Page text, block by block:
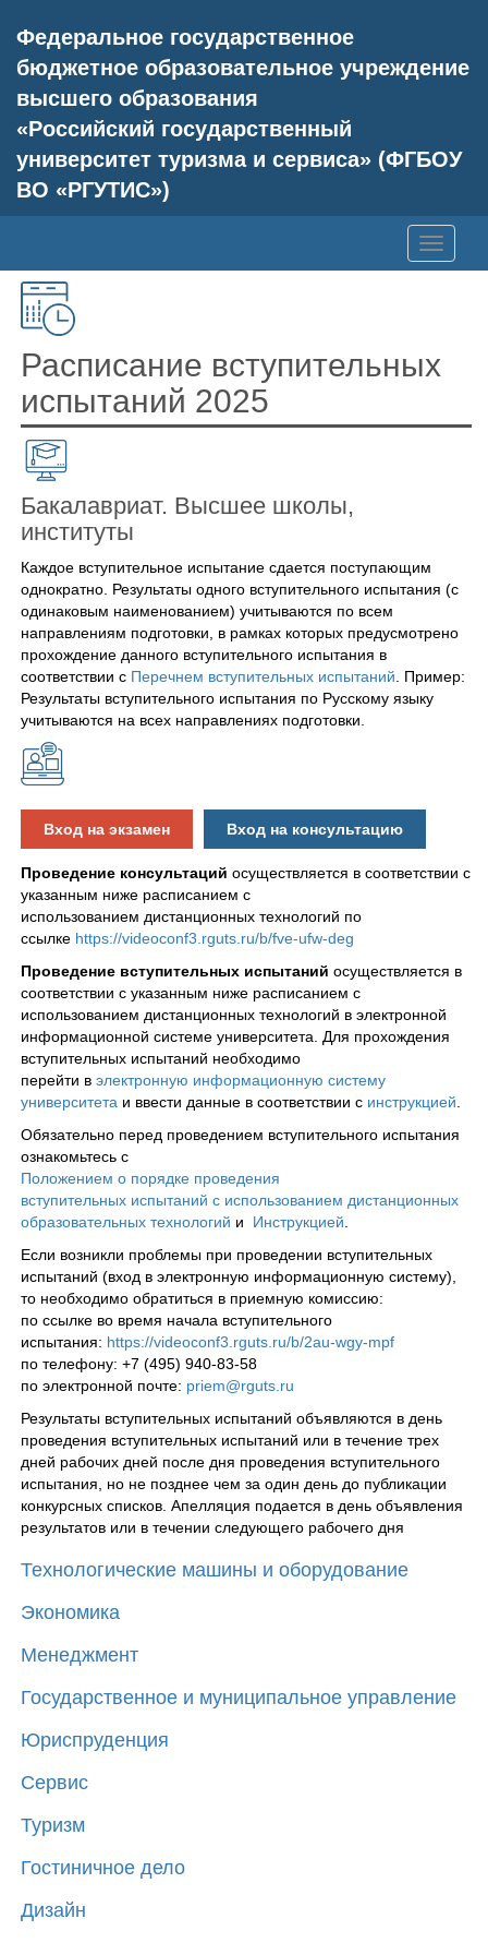
Федеральное государственное
бюджетное образовательное учреждение
высшего образования
«Российский государственный
университет туризма и сервиса» (ФГБОУ
ВО «РГУТИС»)
Toggle
Расписание вступительных
испытаний 2025
Бакалавриат. Высшее школы,
институты
Каждое вступительное испытание сдается поступающим
однократно. Результаты одного вступительного испытания (с
одинаковым наименованием) учитываются по всем
направлениям подготовки, в рамках которых предусмотрено
прохождение данного вступительного испытания в
соответствии с Перечнем вступительных испытаний . Пример:
Результаты вступительного испытания по Русскому языку
учитываются на всех направлениях подготовки.
Вход на экзамен Вход на консультацию
Проведение консультаций осуществляется в соответствии с
указанным ниже расписанием с
использованием дистанционных технологий по
ссылке https://videoconf3.rguts.ru/b/fve-ufw-deg
Проведение вступительных испытаний осуществляется в
соответствии с указанным ниже расписанием с
использованием дистанционных технологий в электронной
информационной системе университета. Для прохождения
вступительных испытаний необходимо
перейти в электронную информационную систему
университета и ввести данные в соответствии с инструкцией
Обязательно перед проведением вступительного испытания
ознакомьтесь c
Положением о порядке проведения
вступительных испытаний с использованием дистанционных
образовательных технологий и Инструкцией
Если возникли проблемы при проведении вступительных
испытаний (вход в электронную информационную систему),
то необходимо обратиться в приемную комиссию:
по ссылке во время начала вступительного
испытания: https://videoconf3.rguts.ru/b/2au-wgy-mpf
по телефону: +7 (495) 940-83-58
по электронной почте: priem@rguts.ru
Результаты вступительных испытаний объявляются в день
проведения вступительных испытаний или в течение трех
дней рабочих дней после дня проведения вступительного
испытания, но не позднее чем за один день до публикации
конкурсных списков. Апелляция подается в день объявления
результатов или в течении следующего рабочего дня
Технологические машины и оборудование
Экономика
Менеджмент
Государственное и муниципальное управление
Юриспруденция
Сервис
Туризм
Гостиничное дело
Дизайн